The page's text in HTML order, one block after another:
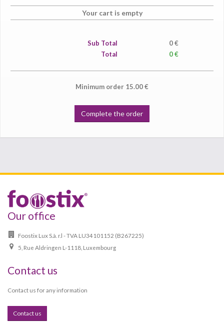
Your cart is empty
Sub Total 0€
Total
0 €
Minimum order 15.00€
Complete the order
Our office
Foostix Lux S.à. r.l - TVA LU34101152 (B267225)
5, Rue Aldringen L-1118, Luxembourg
Contact us
Contact us for any information
Contact us